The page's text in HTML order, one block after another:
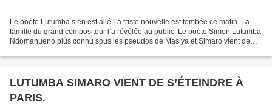
Le poète Lutumba s’en est allé La triste nouvelle est tombée ce matin. La
famille du grand compositeur l’a révélée au public. Le poète Simon Lutumba
Ndomanueno plus connu sous les pseudos de Masiya et Simaro vient de
LUTUMBA SIMARO VIENT DE S’ÉTEINDRE À
PARIS.